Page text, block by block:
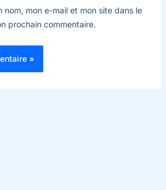
nom, mon e-mail et mon site dans le
prochain commentaire.